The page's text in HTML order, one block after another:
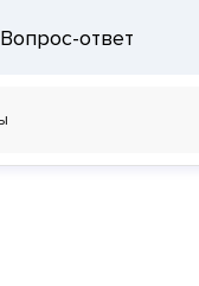
Вопрос-ответ